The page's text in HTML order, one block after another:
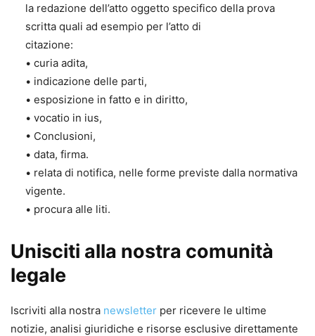
la redazione dell’atto oggetto specifico della prova
scritta quali ad esempio per l’atto di
citazione:
• curia adita,
• indicazione delle parti,
• esposizione in fatto e in diritto,
• vocatio in ius,
• Conclusioni,
• data, firma.
• relata di notifica, nelle forme previste dalla normativa
vigente.
• procura alle liti.
Unisciti alla nostra comunità
legale
Iscriviti alla nostra newsletter per ricevere le ultime
notizie, analisi giuridiche e risorse esclusive direttamente